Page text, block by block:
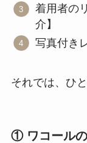
着用者の
介】
写真付き
それでは、ひ
① ワコール